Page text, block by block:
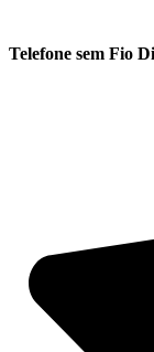
Telefone sem Fio